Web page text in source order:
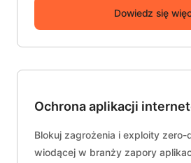
Dowiedz się
Ochrona aplikacji
Blokuj zagrożenia i exploity zero-
wiodącej w branży zapory